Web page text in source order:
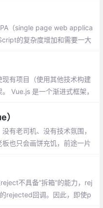
（single page web applica
的复杂度增加和需要一大
有项目（使用其他技术构建
Vue.js 是一个渐进式框架，
）
有老司机、没有技术氛围，
也只会画饼充饥，前途一片
几十倍吧。。。。
不具备”拆箱“的能力，rej
rejected回调。因此，即使p